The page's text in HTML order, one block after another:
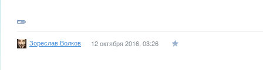
Зореслав Волков 12 октября 2016, 03:26